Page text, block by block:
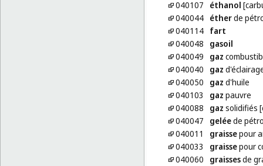
040107 éthanol
040044 étherde
040114 fart
040048
gasoil
040049
gaz
040040
gaz
040050
gaz d'huile
040103
gaz pauvre
040088
gaz solidifiés
040047
geléede
040011
graissepour
040033
graissepour
040060
graissesde